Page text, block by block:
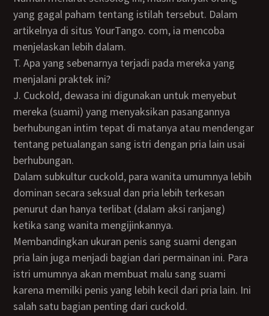
yang gagal paham tentang istilah tersebut. Dalam
artikelnya di situs YourTango. com, ia mencoba
menjelaskan lebih dalam.
T. Apa yang sebenarnya terjadi pada mereka yang
menjalani praktek ini?
J. Cuckold, dewasa ini digunakan untuk menyebut
mereka (suami) yang menyaksikan pasangannya
berhubungan intim tepat di matanya atau mendengar
tentang petualangan sang istri dengan pria lain usai
berhubungan.
Dalam subkultur cuckold, para wanita umumnya lebih
dominan secara seksual dan pria lebih terkesan
penurut dan hanya terlibat (dalam aksi ranjang)
ketika sang wanita mengijinkannya.
Membandingkan ukuran penis sang suami dengan
pria lain juga menjadi bagian dari permainan ini. Para
istri umumnya akan membuat malu sang suami
karena memilki penis yang lebih kecil dari pria lain. Ini
salah satu bagian penting dari cuckold.